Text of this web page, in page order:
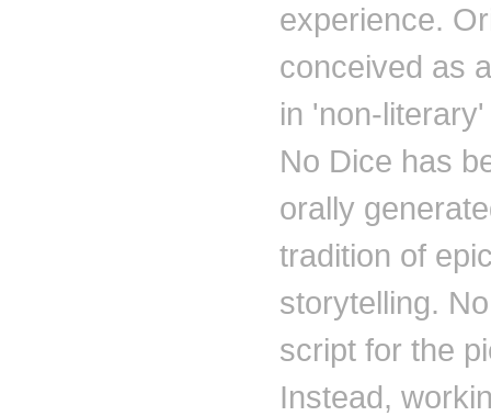
experience.
conceived as
in 'non-
No Dice has
orally
tradition of
storytelling.
script for the
Instead,